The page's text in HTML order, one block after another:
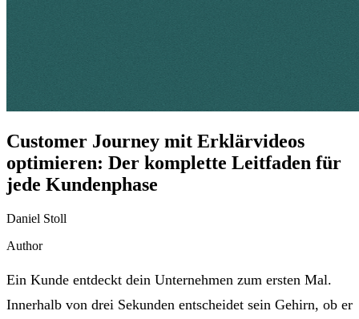
Customer Journey mit Erklärvideos
optimieren: Der komplette Leitfaden für
jede Kundenphase
Daniel Stoll
Author
Ein Kunde entdeckt dein Unternehmen zum ersten Mal.
Innerhalb von drei Sekunden entscheidet sein Gehirn, ob er